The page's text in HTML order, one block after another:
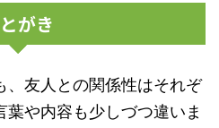
がき
、友人との関係性はそれぞ
や内容も少しづつ違いま